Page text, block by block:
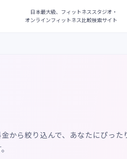
から絞り込んで、あなたにぴった